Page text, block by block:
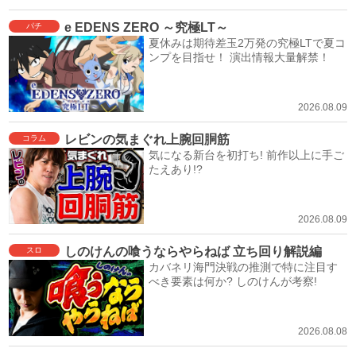
パチ e EDENS ZERO ～究極LT～
夏休みは期待差玉2万発の究極LTで夏コ
ンプを目指せ！ 演出情報大量解禁！
2026.08.09
コラム レビンの気まぐれ上腕回胴筋
気になる新台を初打ち! 前作以上に手ご
たえあり!?
2026.08.09
スロ しのけんの喰うならやらねば 立ち回り解説編
カバネリ海門決戦の推測で特に注目す
べき要素は何か? しのけんが考察!
2026.08.08